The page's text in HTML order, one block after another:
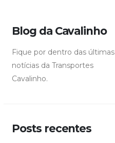
Blog da Cavalinho
Fique por dentro das últimas
notícias da Transportes
Cavalinho.
Posts recentes